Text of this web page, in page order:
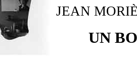
JEAN
UN